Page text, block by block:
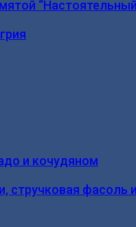
и кочудяном
стручковая фасоль